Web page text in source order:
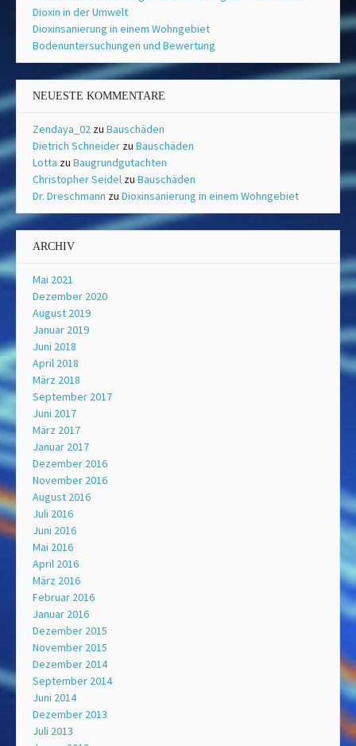
Dioxin in der Umwelt
Dioxinsanierung in einem Wohngebiet
Bodenuntersuchungen und Bewertung
NEUESTE KOMMENTARE
Zendaya_02 zu Bauschäden
Dietrich Schneider zu Bauschäden
Lotta zu Baugrundgutachten
Christopher Seidel zu Bauschäden
Dr. Dreschmann zu Dioxinsanierung in einem Wohngebiet
ARCHIV
Mai 2021
Dezember 2020
August 2019
Januar 2019
Juni 2018
April 2018
März 2018
September 2017
Juni 2017
März 2017
Januar 2017
Dezember 2016
November 2016
August 2016
Juli 2016
Juni 2016
Mai 2016
April 2016
März 2016
Februar 2016
Januar 2016
Dezember 2015
November 2015
Dezember 2014
September 2014
Juni 2014
Dezember 2013
Juli 2013